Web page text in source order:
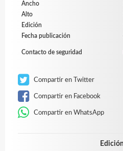
Ancho
Alto
Edición
Fecha publicación
Contacto de seguridad
Compartir en Twitter
Compartir en Facebook
Compartir en WhatsApp